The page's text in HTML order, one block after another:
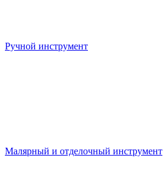
Ручной инструмент
Малярный и отделочный инструмент